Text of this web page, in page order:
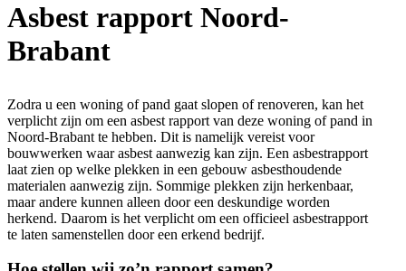
Asbest rapport Noord-
Brabant
Zodra u een woning of pand gaat slopen of renoveren, kan het
verplicht zijn om een asbest rapport van deze woning of pand in
Noord-Brabant te hebben. Dit is namelijk vereist voor
bouwwerken waar asbest aanwezig kan zijn. Een asbestrapport
laat zien op welke plekken in een gebouw asbesthoudende
materialen aanwezig zijn. Sommige plekken zijn herkenbaar,
maar andere kunnen alleen door een deskundige worden
herkend. Daarom is het verplicht om een officieel asbestrapport
te laten samenstellen door een erkend bedrijf.